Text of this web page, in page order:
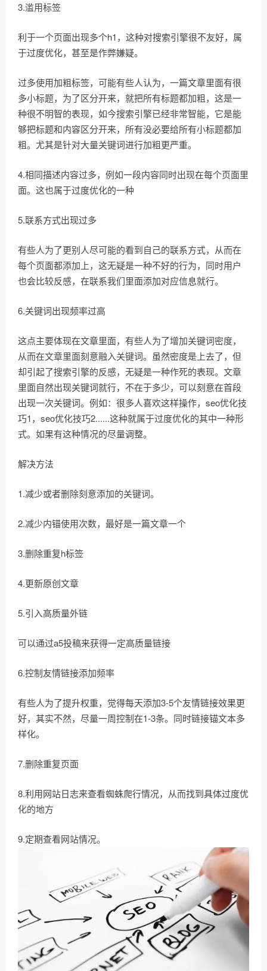
3.滥用标签
利于一个页面出现多个h1，这种对搜索引擎很不友好，属
于过度优化，甚至是作弊嫌疑。
过多使用加粗标签，可能有些人认为，一篇文章里面有很
多小标题，为了区分开来，就把所有标题都加粗，这是一
种很不明智的表现，如今搜索引擎已经非常智能，它是能
够把标题和内容区分开来，所有没必要给所有小标题都加
粗。尤其是针对大量关键词进行加粗更严重。
4.相同描述内容过多，例如一段内容同时出现在每个页面里
面。这也属于过度优化的一种
5.联系方式出现过多
有些人为了更别人尽可能的看到自己的联系方式，从而在
每个页面都添加上，这无疑是一种不好的行为，同时用户
也会比较反感，在联系我们里面添加对应信息就行。
6.关键词出现频率过高
这点主要体现在文章里面，有些人为了增加关键词密度，
从而在文章里面刻意融入关键词。虽然密度是上去了，但
却引起了搜索引擎的反感，无疑是一种作死的表现。文章
里面自然出现关键词就行，不在于多少，可以刻意在首段
出现一次关键词。例如：很多人喜欢这样操作，seo优化技
巧1，seo优化技巧2......这种就属于过度优化的其中一种形
式。如果有这种情况的尽量调整。
解决方法
1.减少或者删除刻意添加的关键词。
2.减少内锚使用次数，最好是一篇文章一个
3.删除重复h标签
4.更新原创文章
5.引入高质量外链
可以通过a5投稿来获得一定高质量链接
6.控制友情链接添加频率
有些人为了提升权重，觉得每天添加3-5个友情链接效果更
好，其实不然，尽量一周控制在1-3条。同时链接锚文本多
样化。
7.删除重复页面
8.利用网站日志来查看蜘蛛爬行情况，从而找到具体过度优
化的地方
9.定期查看网站情况。